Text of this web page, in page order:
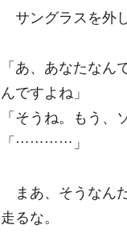
サングラスを外
「あ、あなたな
んですよね」
「そうね。もう、
「…………」
まあ、そうなん
走るな。